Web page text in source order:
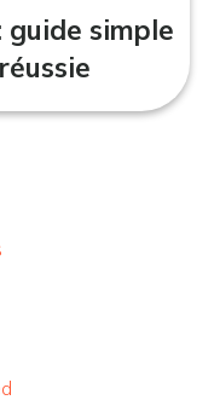
guide simple